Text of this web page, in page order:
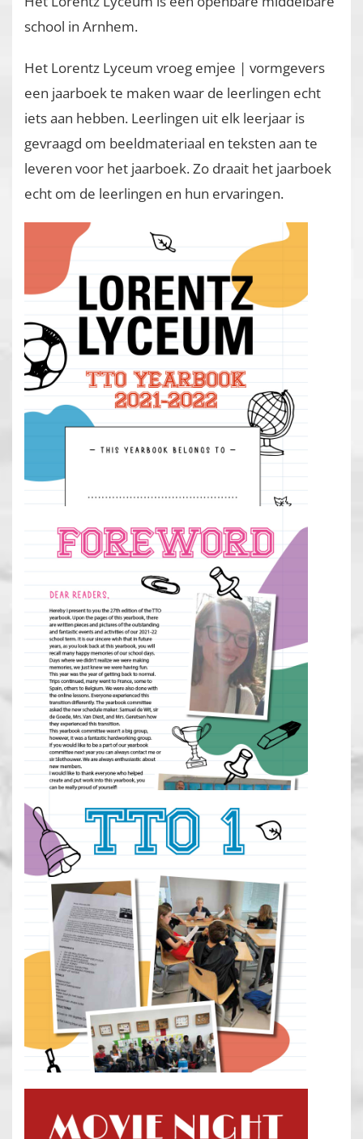
school in Arnhem.
Het Lorentz Lyceum vroeg emjee | vormgevers
een jaarboek te maken waar de leerlingen echt
iets aan hebben. Leerlingen uit elk leerjaar is
gevraagd om beeldmateriaal en teksten aan te
leveren voor het jaarboek. Zo draait het jaarboek
echt om de leerlingen en hun ervaringen.